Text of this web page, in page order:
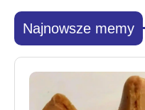
Najnowsze memy